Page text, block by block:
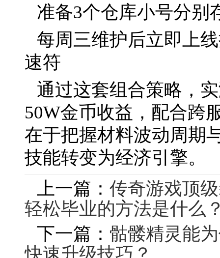
准备3个仓库小号分别
每周三维护后立即上
速符
通过这套组合策略，
50W金币收益，配合跨
在于把握材料波动周期
技能转变为经济引擎。
上一篇： 传奇游戏顶
轻松毕业的方法是什么
下一篇： 骷髅精灵能
快速升级技巧？